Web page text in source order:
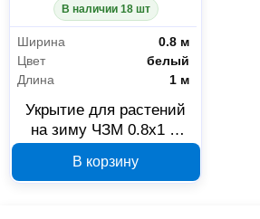
В наличии 18 шт
Ширина
0.8 м
Цвет
белый
Длина
1 м
Укрытие для растений
на зиму ЧЗМ 0.8х1 м
В корзину